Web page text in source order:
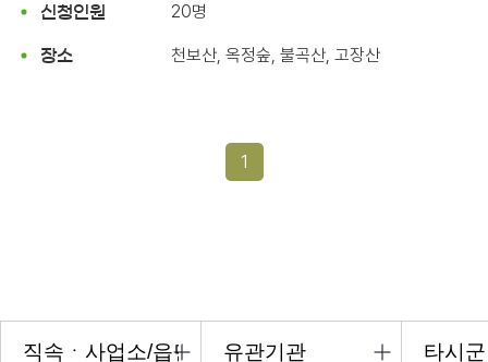
신청인원 20명
장소 천보산, 옥정숲, 불곡산, 고장산
1